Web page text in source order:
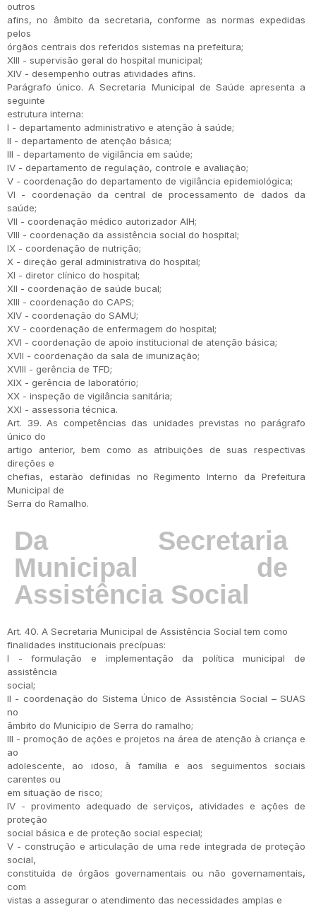
outros
afins, no âmbito da secretaria, conforme as normas expedidas
pelos
órgãos centrais dos referidos sistemas na prefeitura;
XIII - supervisão geral do hospital municipal;
XIV - desempenho outras atividades afins.
Parágrafo único. A Secretaria Municipal de Saúde apresenta a
seguinte
estrutura interna:
I - departamento administrativo e atenção à saúde;
II - departamento de atenção básica;
III - departamento de vigilância em saúde;
IV - departamento de regulação, controle e avaliação;
V - coordenação do departamento de vigilância epidemiológica;
VI - coordenação da central de processamento de dados da
saúde;
VII - coordenação médico autorizador AIH;
VIII - coordenação da assistência social do hospital;
IX - coordenação de nutrição;
X - direção geral administrativa do hospital;
XI - diretor clínico do hospital;
XII - coordenação de saúde bucal;
XIII - coordenação do CAPS;
XIV - coordenação do SAMU;
XV - coordenação de enfermagem do hospital;
XVI - coordenação de apoio institucional de atenção básica;
XVII - coordenação da sala de imunização;
XVIII - gerência de TFD;
XIX - gerência de laboratório;
XX - inspeção de vigilância sanitária;
XXI - assessoria técnica.
Art. 39. As competências das unidades previstas no parágrafo
único do
artigo anterior, bem como as atribuições de suas respectivas
direções e
chefias, estarão definidas no Regimento Interno da Prefeitura
Municipal de
Serra do Ramalho.
Da Secretaria
Municipal de
Assistência Social
Art. 40. A Secretaria Municipal de Assistência Social tem como
finalidades institucionais precípuas:
I - formulação e implementação da política municipal de
assistência
social;
II - coordenação do Sistema Único de Assistência Social – SUAS
no
âmbito do Município de Serra do ramalho;
III - promoção de ações e projetos na área de atenção à criança e
ao
adolescente, ao idoso, à família e aos seguimentos sociais
carentes ou
em situação de risco;
IV - provimento adequado de serviços, atividades e ações de
proteção
social básica e de proteção social especial;
V - construção e articulação de uma rede integrada de proteção
social,
constituída de órgãos governamentais ou não governamentais,
com
vistas a assegurar o atendimento das necessidades amplas e